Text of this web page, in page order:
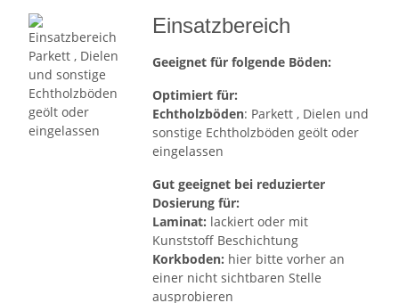
Einsatzbereich
Geeignet für folgende Böden:
Optimiert für:
Echtholzböden: Parkett , Dielen und
sonstige Echtholzböden geölt oder
eingelassen
Gut geeignet bei reduzierter
Dosierung für:
Laminat: lackiert oder mit
Kunststoff Beschichtung
Korkboden: hier bitte vorher an
einer nicht sichtbaren Stelle
ausprobieren